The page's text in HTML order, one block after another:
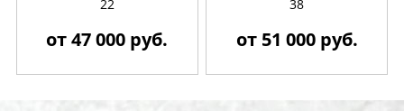
22
от 47 000 руб.
38
от 51 000 руб.